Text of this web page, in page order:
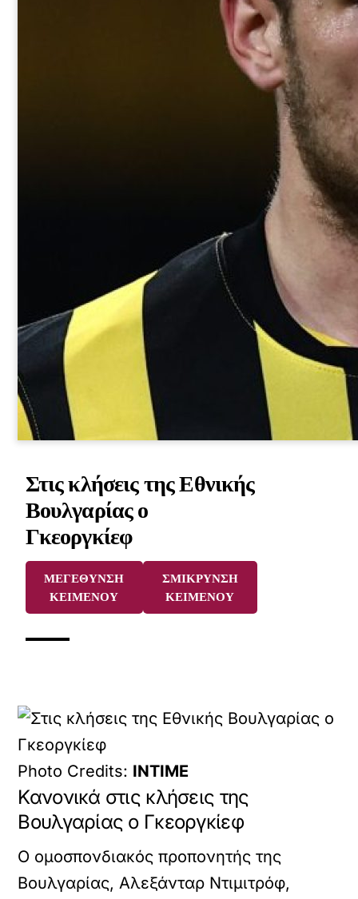
Στις κλήσεις της Εθνικής
Βουλγαρίας ο
Γκεοργκίεφ
ΜΕΓΕΘΥΝΣΗ
ΚΕΙΜΕΝΟΥ
ΣΜΙΚΡΥΝΣΗ
ΚΕΙΜΕΝΟΥ
Photo Credits: INTIME
Κανονικά στις κλήσεις της
Βουλγαρίας ο Γκεοργκίεφ
Ο ομοσπονδιακός προπονητής της
Βουλγαρίας, Αλεξάνταρ Ντιμιτρόφ,